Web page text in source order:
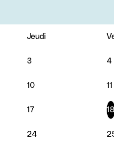
Jeudi
3 4
10 11
17
24